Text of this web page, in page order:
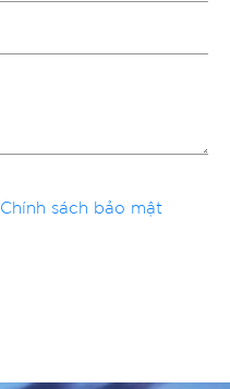
Chính sách bảo mật